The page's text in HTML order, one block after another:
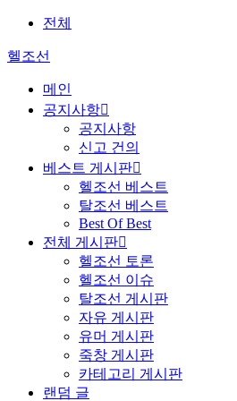
전체
헬조선
메인
공지사항
공지사항
신고 건의
베스트 게시판
헬조선 베스트
탈조선 베스트
Best Of Best
전체 게시판
헬조선 토론
헬조선 이슈
탈조선 게시판
자유 게시판
유머 게시판
죽창 게시판
카테고리 게시판
랜덤 글